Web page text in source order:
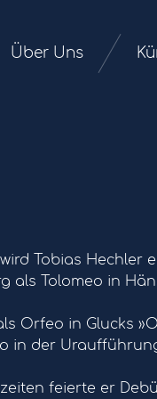
Über Uns
wird Tobias
als Tolomeo in
Orfeo in Glucks
in der
feierte er